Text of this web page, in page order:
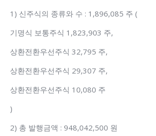
1) 신주식의 종류와 수 : 1,896,085 주 (
기명식 보통주식 1,823,903 주,
상환전환우선주식 32,795 주,
상환전환우선주식 29,307 주,
상환전환우선주식 10,080 주
)
2) 총 발행금액 : 948,042,500 원